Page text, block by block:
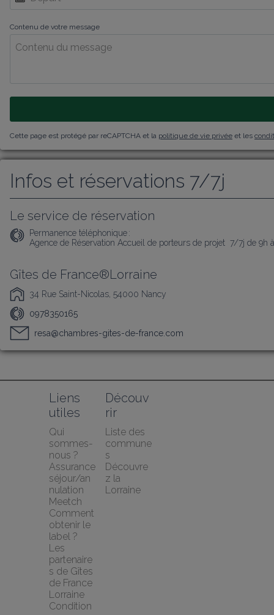
Contenu de votre message
Cette page est protégé par reCAPTCHA et la politique de vie privée et les
Infos et réservations 7/7j
Le service de réservation
Permanence téléphonique :
Agence de Réservation Accueil de porteurs de projet  7/7j de 9h
Gîtes de France®Lorraine
34 Rue Saint-Nicolas, 54000 Nancy
0978350165
resa@chambres-gites-de-france.com
Liens
utiles
Qui
sommes-
nous ?
Assurance
séjour/an
nulation
Meetch
Comment
obtenir le
label ?
Les
partenaire
s de Gîtes
de France
Lorraine
Condition
Découv
rir
Liste des
commune
s
Découvre
z la
Lorraine